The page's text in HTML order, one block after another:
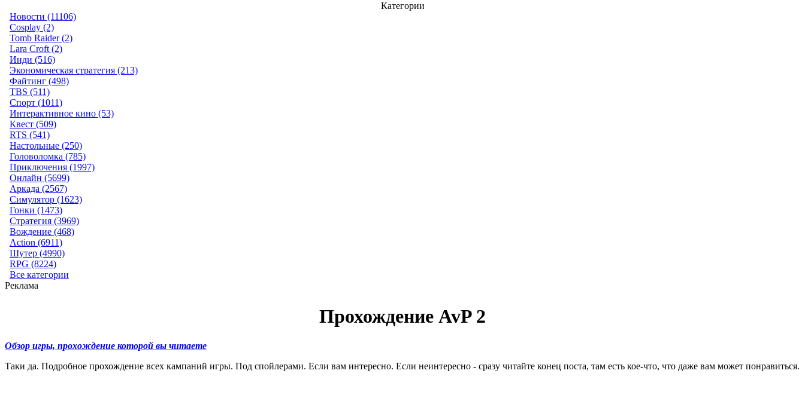
Категории
Новости (11106)
Cosplay (2)
Tomb Raider (2)
Lara Croft (2)
Инди (516)
Экономическая стратегия (213)
Файтинг (498)
TBS (511)
Спорт (1011)
Интерактивное кино (53)
Квест (509)
RTS (541)
Настольные (250)
Головоломка (785)
Приключения (1997)
Онлайн (5699)
Аркада (2567)
Симулятор (1623)
Гонки (1473)
Стратегия (3969)
Вождение (468)
Action (6911)
Шутер (4990)
RPG (8224)
Все категории
Реклама
Прохождение AvP 2
Обзор игры, прохождение которой вы читаете
Таки да. Подробное прохождение всех кампаний игры. Под спойлерами. Если вам интересно. Если неинтересно - сразу читайте конец поста, там есть кое-что, что даже вам может понравиться.